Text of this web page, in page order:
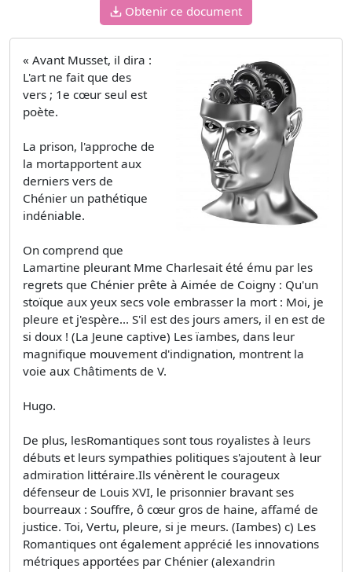
Obtenir ce document
« Avant Musset, il dira :
L'art ne fait que des
vers ; 1e cœur seul est
poète.
La prison, l'approche de
la mortapportent aux
derniers vers de
Chénier un pathétique
indéniable.
On comprend que
Lamartine pleurant Mme Charlesait été ému par les
regrets que Chénier prête à Aimée de Coigny : Qu'un
stoïque aux yeux secs vole embrasser la mort : Moi, je
pleure et j'espère... S'il est des jours amers, il en est de
si doux ! (La Jeune captive) Les ïambes, dans leur
magnifique mouvement d'indignation, montrent la
voie aux Châtiments de V.
Hugo.
De plus, lesRomantiques sont tous royalistes à leurs
débuts et leurs sympathies politiques s'ajoutent à leur
admiration littéraire.Ils vénèrent le courageux
défenseur de Louis XVI, le prisonnier bravant ses
bourreaux : Souffre, ô cœur gros de haine, affamé de
justice. Toi, Vertu, pleure, si je meurs. (Iambes) c) Les
Romantiques ont également apprécié les innovations
métriques apportées par Chénier (alexandrin